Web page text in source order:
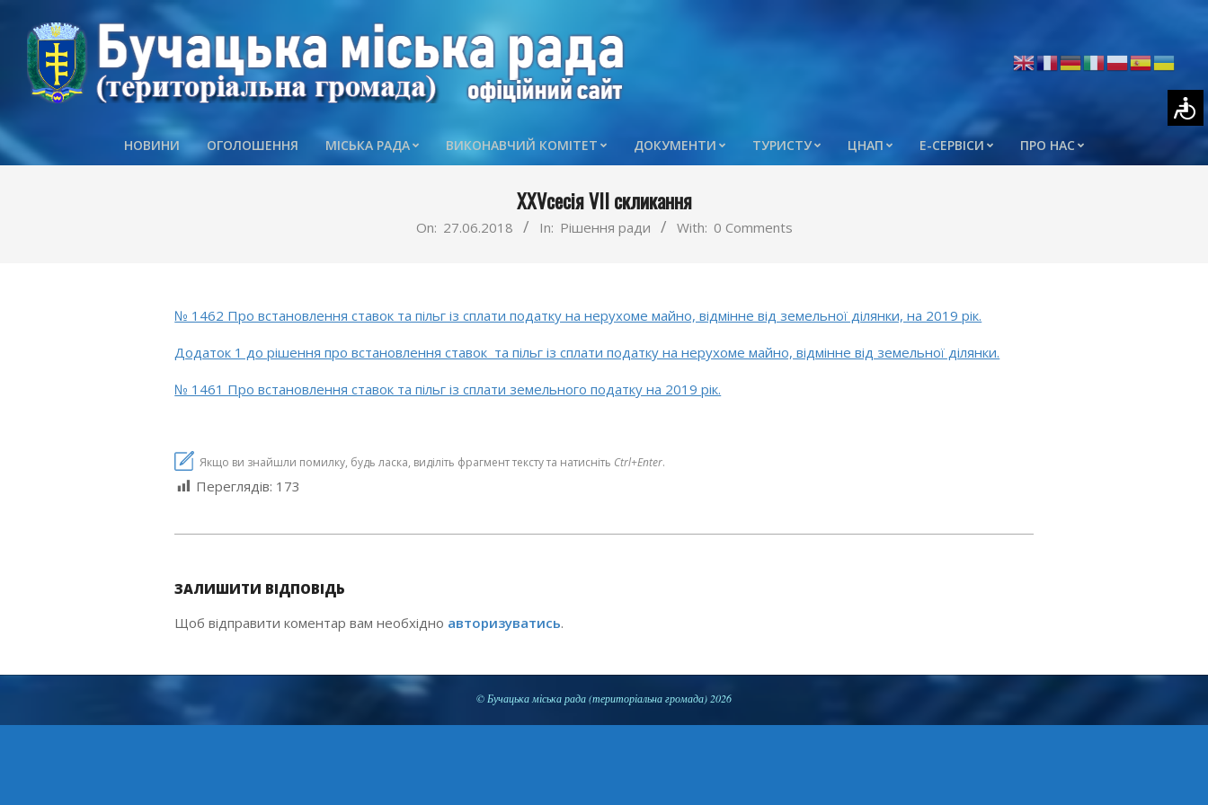
content
Primary
Menu
НОВИНИ ОГОЛОШЕННЯ МІСЬКА РАДА ВИКОНАВЧИЙ КОМІТЕТ ДОКУМЕНТИ ТУРИСТУ ЦНАП Е-СЕРВІСИ ПРО НАС
XXVсесія VII скликання
On: 27.06.2018 In: Рішення ради With: 0 Comments
№ 1462 Про встановлення ставок та пільг із сплати податку на нерухоме майно, відмінне від земельної ділянки, на 2019 рік.
Додаток 1 до рішення про встановлення ставок та пільг із сплати податку на нерухоме майно, відмінне від земельної ділянки.
№ 1461 Про встановлення ставок та пільг із сплати земельного податку на 2019 рік.
Якщо ви знайшли помилку, будь ласка, виділіть фрагмент тексту та натисніть Ctrl+Enter.
Переглядів: 173
27
ЗАЛИШИТИ ВІДПОВІДЬ
Щоб відправити коментар вам необхідно авторизуватись.
© Бучацька міська рада (територіальна громада) 2026